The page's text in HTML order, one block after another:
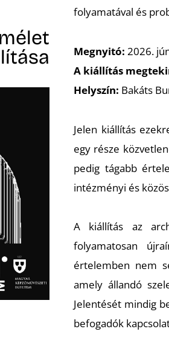
folyamatával és
Megnyitó: 2026.
A kiállítás
Helyszín: Bakáts
Jelen kiállítás
egy része
pedig tágabb
intézményi és
A kiállítás az
folyamatosan
értelemben nem
amely állandó
Jelentését mindig
befogadók